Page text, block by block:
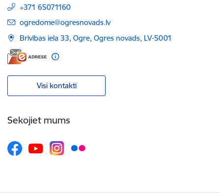
+371 65071160
E-pasts:
ogredome@ogresnovads.lv
Brīvības iela 33, Ogre, Ogres novads, LV-5001
Visi kontakti
Sekojiet mums